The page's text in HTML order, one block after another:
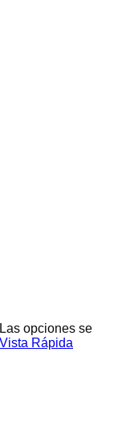
opciones se
Vista Rápida